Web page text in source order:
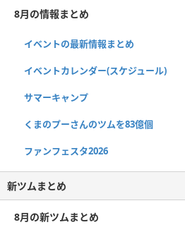
8月の情報まとめ
イベントの最新情報まとめ
イベントカレンダー(スケジュール)
サマーキャンプ
くまのプーさんのツムを83億個
ファンフェスタ2026
新ツムまとめ
8月の新ツムまとめ